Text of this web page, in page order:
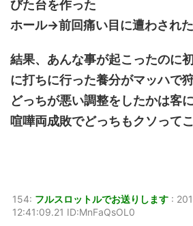
びた台を作った
ホール→前回痛い目に遭わされ
結果、あんな事が起こったのに
に打ちに行った養分がマッハで
どっちが悪い調整をしたかは客
喧嘩両成敗でどっちもクソってこ
154: フルスロットルでお送りします :
12:41:09.21 ID:MnFaQsOL0